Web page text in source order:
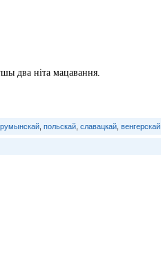
два ніта мацавання.
румынскай, польскай, славацкай, венгерскай